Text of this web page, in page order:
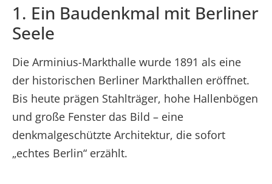
1. Ein Baudenkmal mit Berliner
Seele
Die Arminius-Markthalle wurde 1891 als eine
der historischen Berliner Markthallen eröffnet.
Bis heute prägen Stahlträger, hohe Hallenbögen
und große Fenster das Bild – eine
denkmalgeschützte Architektur, die sofort
„echtes Berlin“ erzählt.